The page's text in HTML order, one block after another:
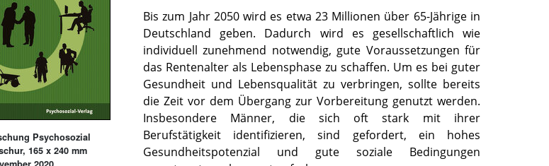
Psychosozial
165 x 240 mm
Bis zum Jahr 2050 wird es etwa 23 Millionen über 65-Jährige in
Deutschland geben. Dadurch wird es gesellschaftlich wie
individuell zunehmend notwendig, gute Voraussetzungen für
das Rentenalter als Lebensphase zu schaffen. Um es bei guter
Gesundheit und Lebensqualität zu verbringen, sollte bereits
die Zeit vor dem Übergang zur Vorbereitung genutzt werden.
Insbesondere Männer, die sich oft stark mit ihrer
Berufstätigkeit identifizieren, sind gefordert, ein hohes
Gesundheitspotenzial und gute soziale Bedingungen